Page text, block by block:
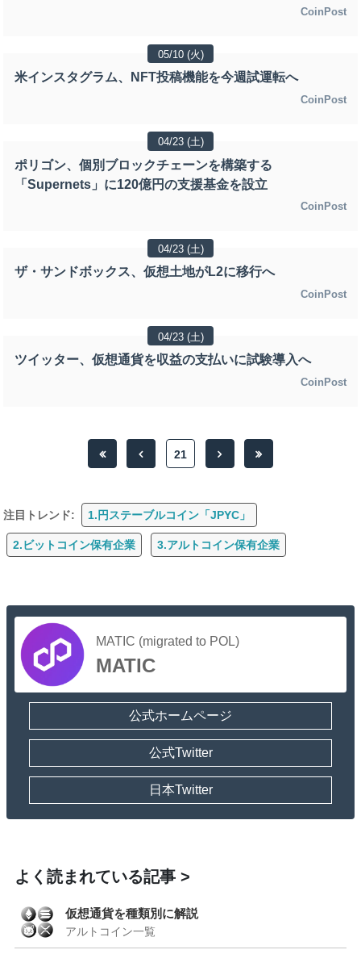
CoinPost
05/10 (火)
米インスタグラム、NFT投稿機能を今週試運転へ
CoinPost
04/23 (土)
ポリゴン、個別ブロックチェーンを構築する
「Supernets」に120億円の支援基金を設立
CoinPost
04/23 (土)
ザ・サンドボックス、仮想土地がL2に移行へ
CoinPost
04/23 (土)
ツイッター、仮想通貨を収益の支払いに試験導入へ
CoinPost
21
注目トレンド: 1.円ステーブルコイン「JPYC」
2.ビットコイン保有企業 3.アルトコイン保有企業
MATIC (migrated to POL)
MATIC
公式ホームページ
公式Twitter
日本Twitter
よく読まれている記事
仮想通貨を種類別に解説
アルトコイン一覧